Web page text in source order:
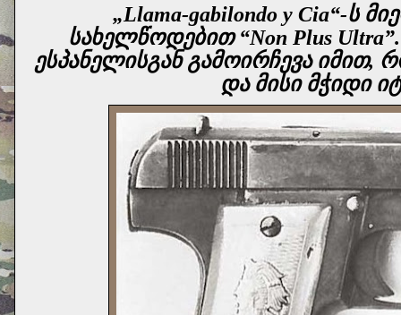
„Llama-gabilondo y Cia“-ს
სახელწოდებით “Non Plus
ესპანელისგანგამოირჩევა იმით,
და მისი მჭიდი